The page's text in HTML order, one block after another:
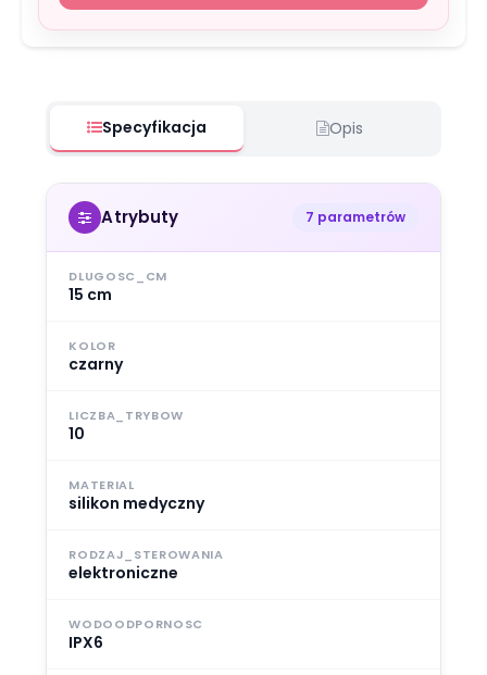
Specyfikacja Opis
Atrybuty 7 parametrów
DLUGOSC_CM
15 cm
KOLOR
czarny
LICZBA_TRYBOW
10
MATERIAL
silikon medyczny
RODZAJ_STEROWANIA
elektroniczne
WODOODPORNOSC
IPX6